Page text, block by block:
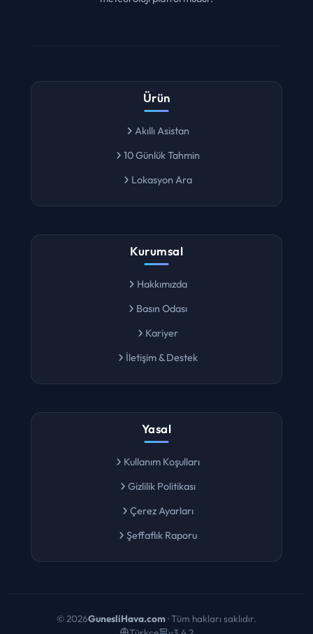
Ürün
Akıllı Asistan
10 Günlük Tahmin
Lokasyon Ara
Kurumsal
Hakkımızda
Basın Odası
Kariyer
İletişim & Destek
Yasal
Kullanım Koşulları
Gizlilik Politikası
Çerez Ayarları
Şeffaflık Raporu
© 2026GunesliHava.com· Tüm hakları saklıdır.